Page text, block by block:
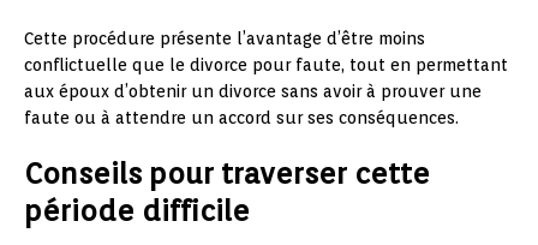
Cette procédure présente l’avantage d’être moins
conflictuelle que le divorce pour faute, tout en permettant
aux époux d’obtenir un divorce sans avoir à prouver une
faute ou à attendre un accord sur ses conséquences.
Conseils pour traverser cette
période difficile